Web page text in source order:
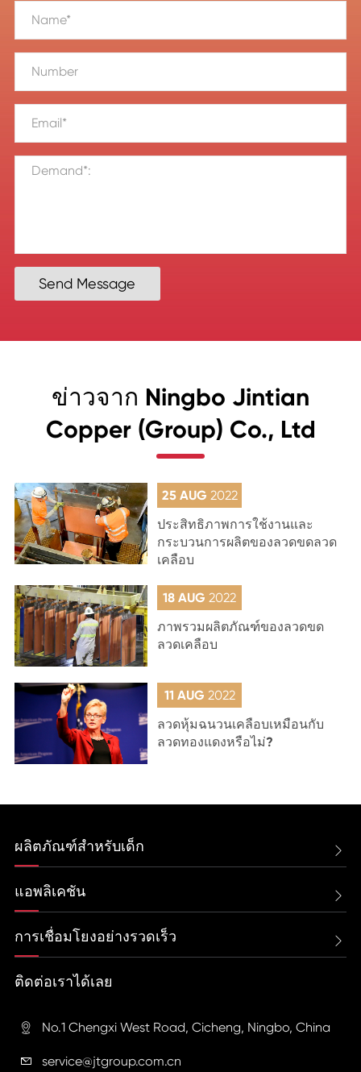
Send Message
ข่าวจาก Ningbo Jintian
Copper (Group) Co., Ltd
25 AUG 2022
ประสิทธิภาพการใช้งานและ
กระบวนการผลิตของลวดขดลวด
เคลือบ
18 AUG 2022
ภาพรวมผลิตภัณฑ์ของลวดขด
ลวดเคลือบ
11 AUG 2022
ลวดหุ้มฉนวนเคลือบเหมือนกับ
ลวดทองแดงหรือไม่?
ผลิตภัณฑ์สำหรับเด็ก 
แอพลิเคชัน 
การเชื่อมโยงอย่างรวดเร็ว 
ติดต่อเราได้เลย
 No.1 Chengxi West Road, Cicheng, Ningbo, China
 service@jtgroup.com.cn